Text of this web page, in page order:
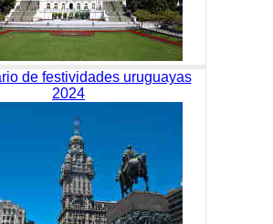
de festividades uruguayas
2024